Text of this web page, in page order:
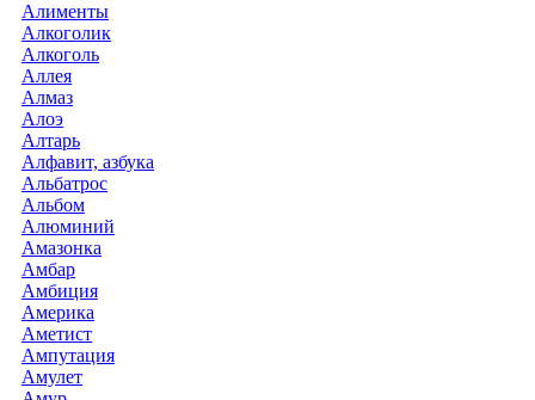
Алименты
Алкоголик
Алкоголь
Аллея
Алмаз
Алоэ
Алтарь
Алфавит, азбука
Альбатрос
Альбом
Алюминий
Амазонка
Амбар
Амбиция
Америка
Аметист
Ампутация
Амулет